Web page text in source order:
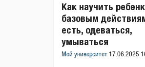
Как научить
базовым
есть, одеваться,
умываться
Мой университет 17.06.2025